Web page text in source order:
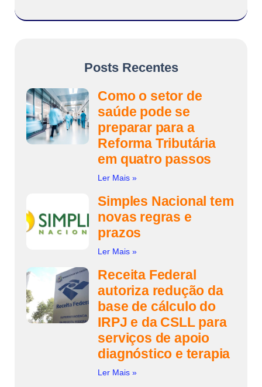
Posts Recentes
Como o setor de
saúde pode se
preparar para a
Reforma Tributária
em quatro passos
Ler Mais »
Simples Nacional tem
novas regras e
prazos
Ler Mais »
Receita Federal
autoriza redução da
base de cálculo do
IRPJ e da CSLL para
serviços de apoio
diagnóstico e terapia
Ler Mais »